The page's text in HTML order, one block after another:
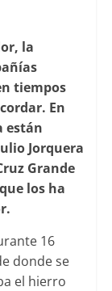
la
tiempos
En
están
Jorquera
Grande
los ha
16
donde se
el hierro